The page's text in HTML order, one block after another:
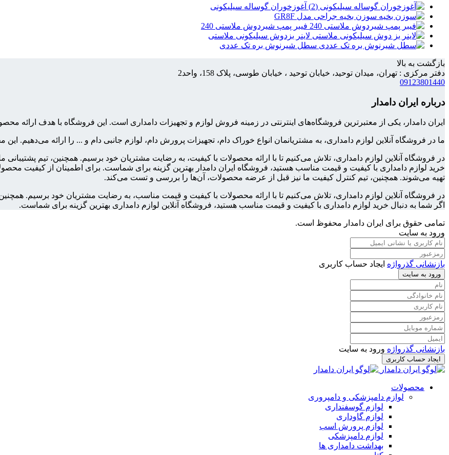
آغوزخوران گوساله سیلیکونی
سوزن بخیه جراحی مدل GR8F
فیبر پمپ شیردوش ملاستی 240
لاینر بزدوش سیلیکونی ملاستی
سطل شیرنوش بره تک عددی
بازگشت به بالا
دفتر مرکزی : تهران، میدان توحید، خیابان توحید ، خیابان طوسی، پلاک 158، واحد2
09123801440
درباره ایران دامدار
ایران دامدار، یکی از معتبرترین فروشگاه‌های اینترنتی در زمینه فروش لوازم و تجهیزات دامداری است. این فروشگاه با هدف
ما در فروشگاه آنلاین لوازم دامداری، به مشتریانمان انواع خوراک دام، تجهیزات پرورش دام، لوازم جانبی دام و ... را ارائه
در فروشگاه آنلاین لوازم دامداری، تلاش می‌کنیم تا با ارائه محصولات با کیفیت، به رضایت مشتریان خود برسیم. همچنین، تیم
خرید لوازم دامداری با کیفیت و قیمت مناسب هستید، فروشگاه ایران دامدار بهترین گزینه برای شماست. برای اطمینان از کیفیت
تهیه می‌شوند. همچنین، تیم کنترل کیفیت ما نیز قبل از عرضه محصولات، آن‌ها را بررسی و تست می‌کند.
در فروشگاه آنلاین لوازم دامداری، تلاش می‌کنیم تا با ارائه محصولات با کیفیت و قیمت مناسب، به رضایت مشتریان خود برسیم.
اگر شما به دنبال خرید لوازم دامداری با کیفیت و قیمت مناسب هستید، فروشگاه آنلاین لوازم دامداری بهترین گزینه برای شماست.
تمامی حقوق برای ایران دامدار محفوظ است.
ورود به سایت
بازنشانی گذرواژه ایجاد حساب کاربری
ورود به سایت
بازنشانی گذرواژه ورود به سایت
ایجاد حساب کاربری
محصولات
لوازم دامپزشکی و دامپروری
لوازم گوسفنداری
لوازم گاوداری
لوازم پرورش اسب
لوازم دامپزشکی
بهداشت دامداری ها